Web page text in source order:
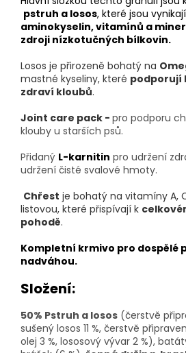
pstruh a losos, které jsou
aminokyselin, vitamínů a
zdroji nízkotučných bílkovin.
Losos je přirozeně bohatý na
mastné kyseliny, které podporují
zdraví kloubů.
Joint care pack - pro podporu
klouby u starších psů.
Přidaný L-karnitin pro udržení
udržení čisté svalové hmoty.
Chřest je bohatý na vitamíny A,
listovou, které přispívají k
pohodě.
Kompletní krmivo pro dospělé
nadváhou.
Složení:
50% Pstruh a losos (čerstvě
sušený losos 11 %, čerstvě
olej 3 %, lososový vývar 2 %),